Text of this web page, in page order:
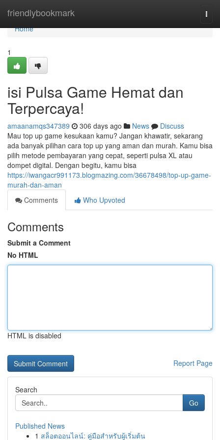
friendlybookmark
Home
Home
1
isi Pulsa Game Hemat dan
Terpercaya!
amaanamqs347389 306 days ago News
Discuss
Mau top up game kesukaan kamu? Jangan khawatir, sekarang
ada banyak pilihan cara top up yang aman dan murah. Kamu bisa
pilih metode pembayaran yang cepat, seperti pulsa XL atau
dompet digital. Dengan begitu, kamu bisa
https://iwangacr991173.blogmazing.com/36678498/top-up-game-
murah-dan-aman
Comments
Who Upvoted
Comments
Submit a Comment
No HTML
HTML is disabled
Report Page
Search
Go
Published News
1 สล็อตออนไลน์: คู่มือสำหรับผู้เริ่มต้น